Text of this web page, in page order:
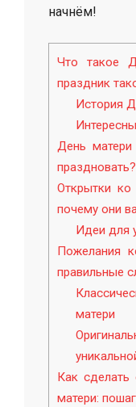
начнём!
Что такое
праздник
История
День
праздновать?
Открытки
почему они
Идеи для
Пожелания
правильные
матери
Как
матери: